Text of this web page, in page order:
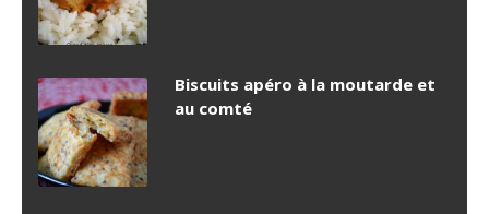
Biscuits apéro à la moutarde et
au comté